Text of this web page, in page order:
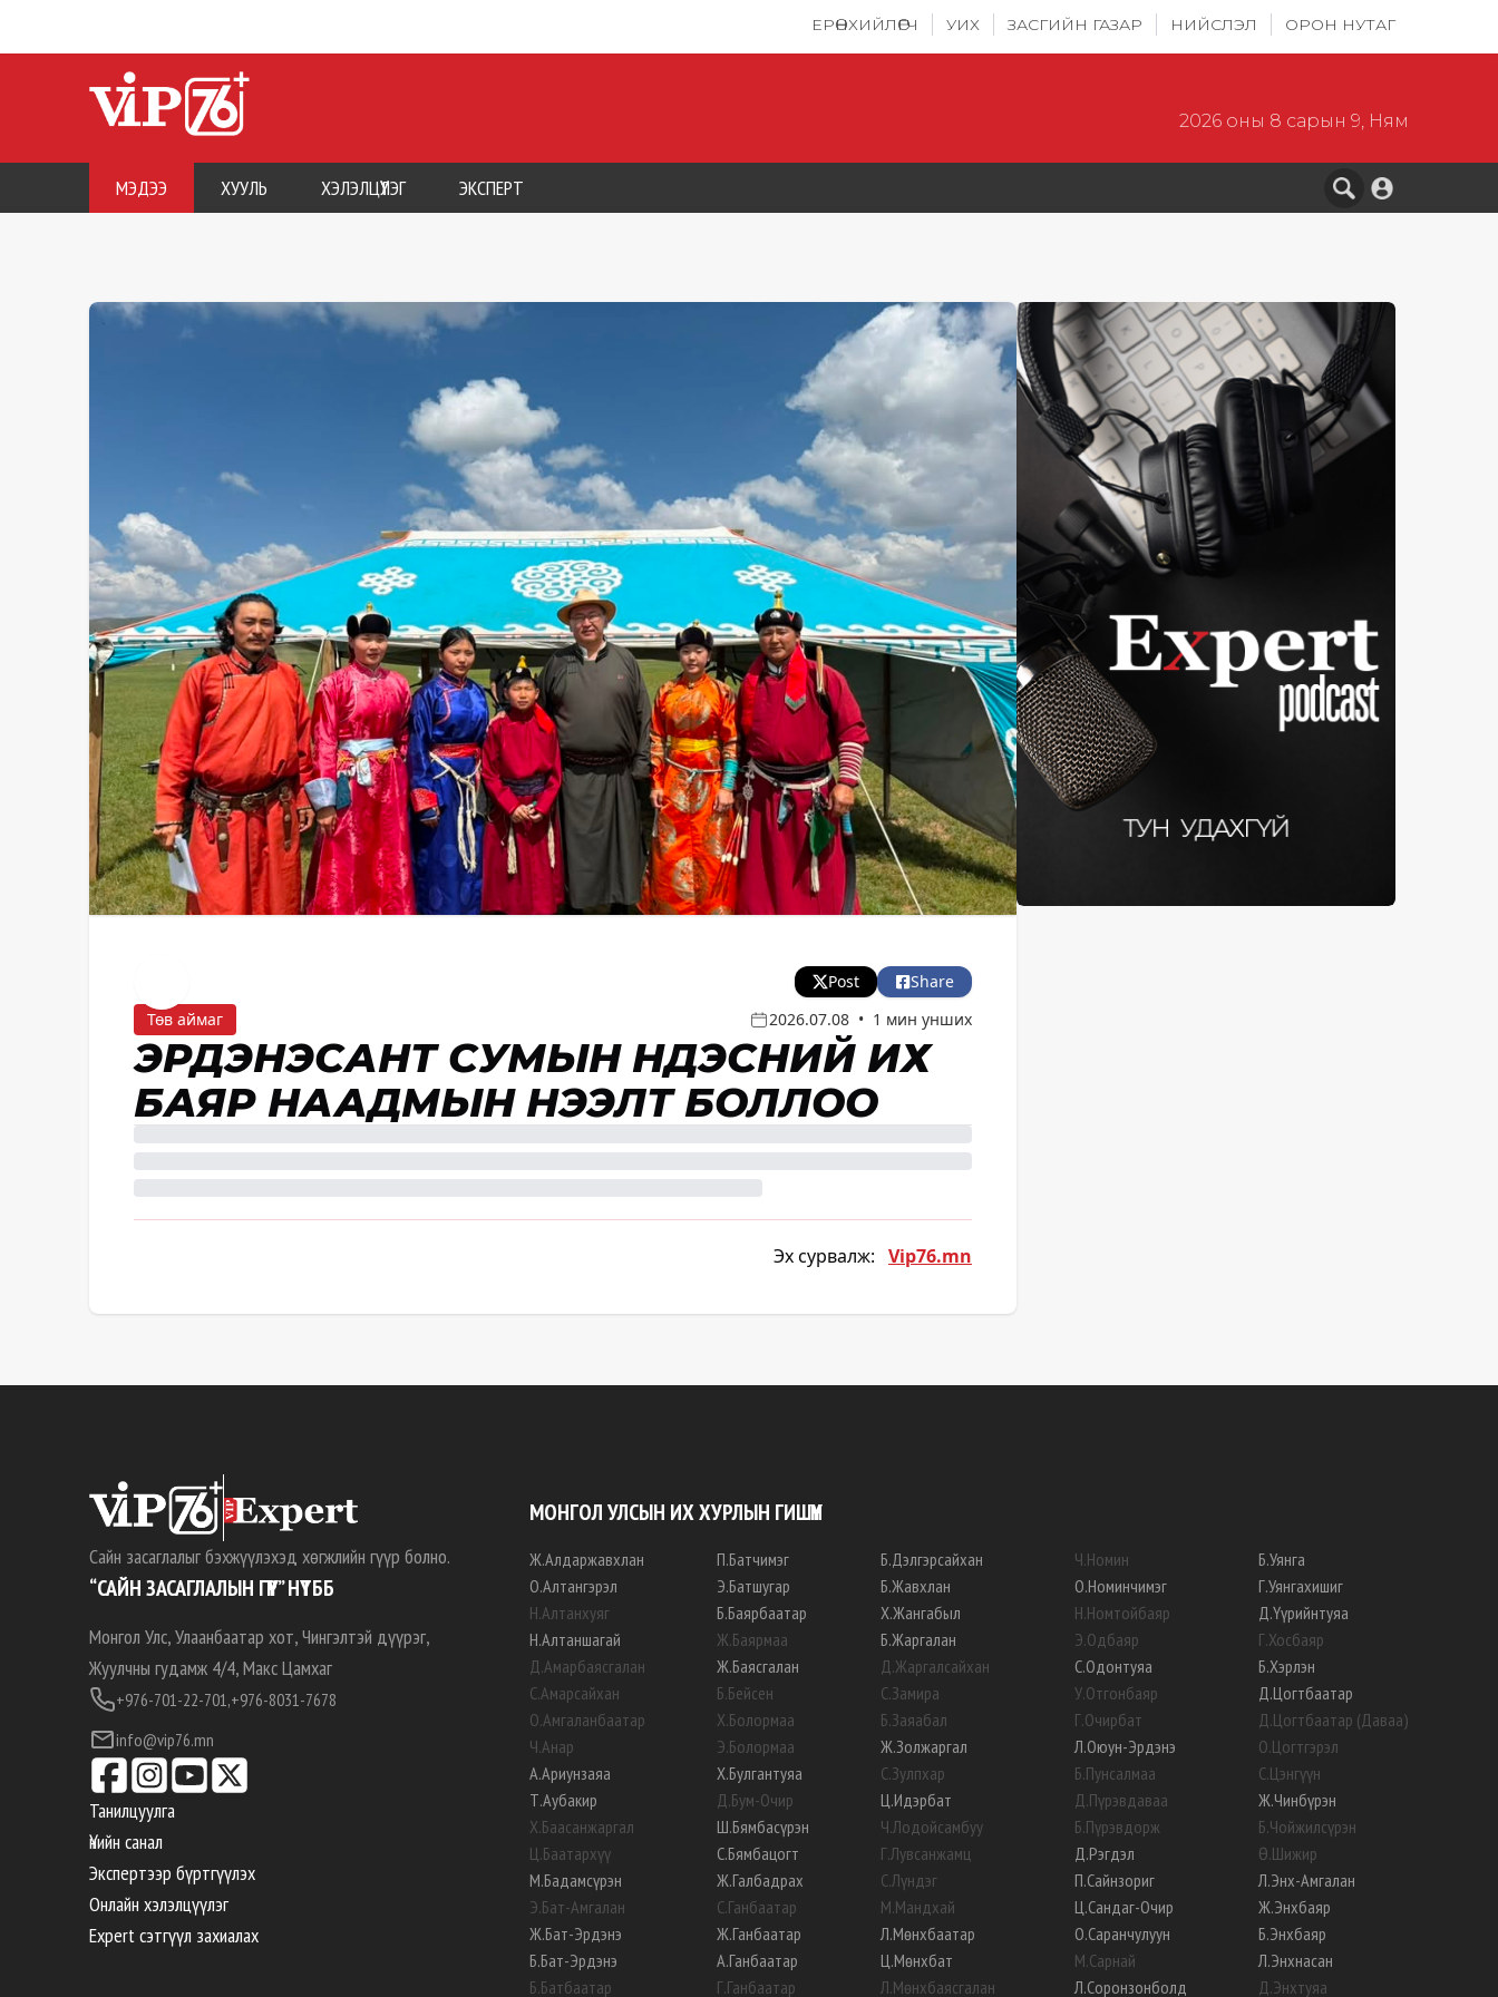
ЕРӨНХИЙЛӨГЧ УИХ ЗАСГИЙН ГАЗАР НИЙСЛЭЛ ОРОН НУТАГ
2026 оны 8 сарын 9, Ням
МЭДЭЭ ХУУЛЬ ХЭЛЭЛЦҮҮЛЭГ ЭКСПЕРТ
Post
Share
Төв аймаг
2026.07.08 • 1 мин унших
ЭРДЭНЭСАНТ СУМЫН ҮНДЭСНИЙ ИХ
БАЯР НААДМЫН НЭЭЛТ БОЛЛОО
Эх сурвалж: Vip76.mn
Сайн засаглалыг бэхжүүлэхэд хөгжлийн гүүр болно.
“САЙН ЗАСАГЛАЛЫН ГҮҮР” НҮТББ
Монгол Улс, Улаанбаатар хот, Чингэлтэй дүүрэг,
Жуулчны гудамж 4/4, Макс Цамхаг
+976-701-22-701,+976-8031-7678
info@vip76.mn
Танилцуулга
Үнийн санал
Экспертээр бүртгүүлэх
Онлайн хэлэлцүүлэг
Expert сэтгүүл захиалах
МОНГОЛ УЛСЫН ИХ ХУРЛЫН ГИШҮҮН
Ж.Алдаржавхлан
О.Алтангэрэл
Н.Алтанхуяг
Н.Алтаншагай
Д.Амарбаясгалан
С.Амарсайхан
О.Амгаланбаатар
Ч.Анар
А.Ариунзаяа
Т.Аубакир
Х.Баасанжаргал
Ц.Баатархүү
М.Бадамсүрэн
Э.Бат-Амгалан
Ж.Бат-Эрдэнэ
Б.Бат-Эрдэнэ
Б.Батбаатар
П.Батчимэг
Э.Батшугар
Б.Баярбаатар
Ж.Баярмаа
Ж.Баясгалан
Б.Бейсен
Х.Болормаа
Э.Болормаа
Х.Булгантуяа
Д.Бум-Очир
Ш.Бямбасүрэн
С.Бямбацогт
Ж.Галбадрах
С.Ганбаатар
Ж.Ганбаатар
А.Ганбаатар
Г.Ганбаатар
Б.Дэлгэрсайхан
Б.Жавхлан
Х.Жангабыл
Б.Жаргалан
Д.Жаргалсайхан
С.Замира
Б.Заяабал
Ж.Золжаргал
С.Зулпхар
Ц.Идэрбат
Ч.Лодойсамбуу
Г.Лувсанжамц
С.Лүндэг
М.Мандхай
Л.Мөнхбаатар
Ц.Мөнхбат
Л.Мөнхбаясгалан
Ч.Номин
О.Номинчимэг
Н.Номтойбаяр
Э.Одбаяр
С.Одонтуяа
У.Отгонбаяр
Г.Очирбат
Л.Оюун-Эрдэнэ
Б.Пунсалмаа
Д.Пүрэвдаваа
Б.Пүрэвдорж
Д.Рэгдэл
П.Сайнзориг
Ц.Сандаг-Очир
О.Саранчулуун
М.Сарнай
Л.Соронзонболд
Б.Уянга
Г.Уянгахишиг
Д.Үүрийнтуяа
Г.Хосбаяр
Б.Хэрлэн
Д.Цогтбаатар
Д.Цогтбаатар (Даваа)
О.Цогтгэрэл
С.Цэнгүүн
Ж.Чинбүрэн
Б.Чойжилсүрэн
Ө.Шижир
Л.Энх-Амгалан
Ж.Энхбаяр
Б.Энхбаяр
Л.Энхнасан
Д.Энхтуяа